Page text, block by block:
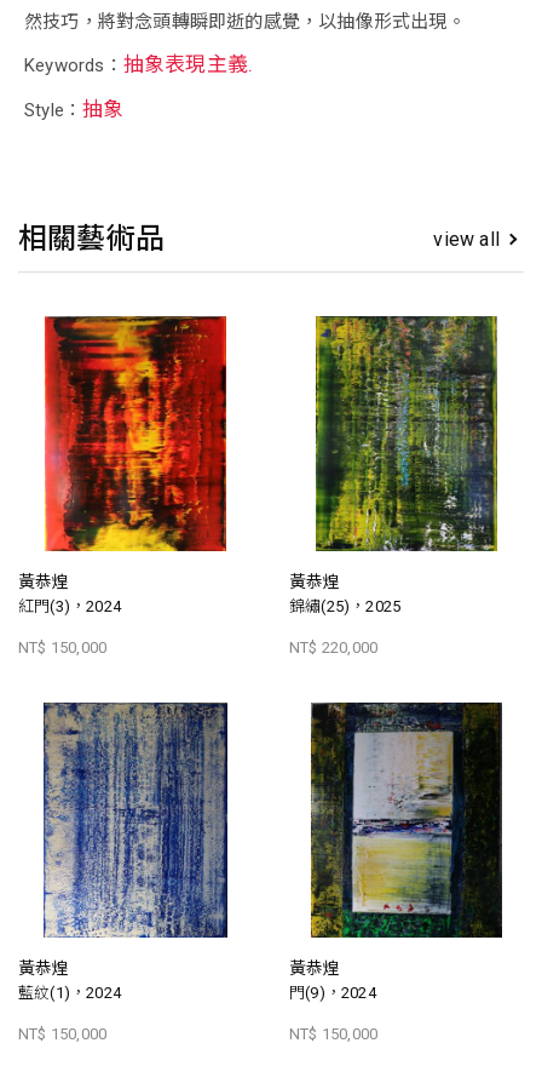
然技巧，將對念頭轉瞬即逝的感覺，以抽像形式出現。
Keywords： 抽象表現主義.
Style：抽象
相關藝術品 view all
黃恭煌
紅門(3)，2024
NT$ 150,000
黃恭煌
錦繡(25)，2025
NT$ 220,000
黃恭煌
藍紋(1)，2024
NT$ 150,000
黃恭煌
門(9)，2024
NT$ 150,000